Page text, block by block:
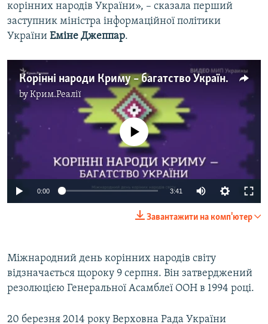
корінних народів України», – сказала перший
заступник міністра інформаційної політики
України Еміне Джеппар.
Корінні народи Криму – багатство України: інформаційна кампанія МІП України (відео)
byКрим.Реалії
No media source currently available
0:00 3:41
Завантажити на комп'ютер
Міжнародний день корінних народів світу
відзначається щороку 9 серпня. Він затверджений
резолюцією Генеральної Асамблеї ООН в 1994 році.
20 березня 2014 року Верховна Рада України